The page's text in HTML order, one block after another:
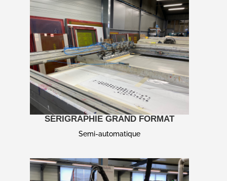
SÉRIGRAPHIE GRAND FORMAT
Semi-automatique